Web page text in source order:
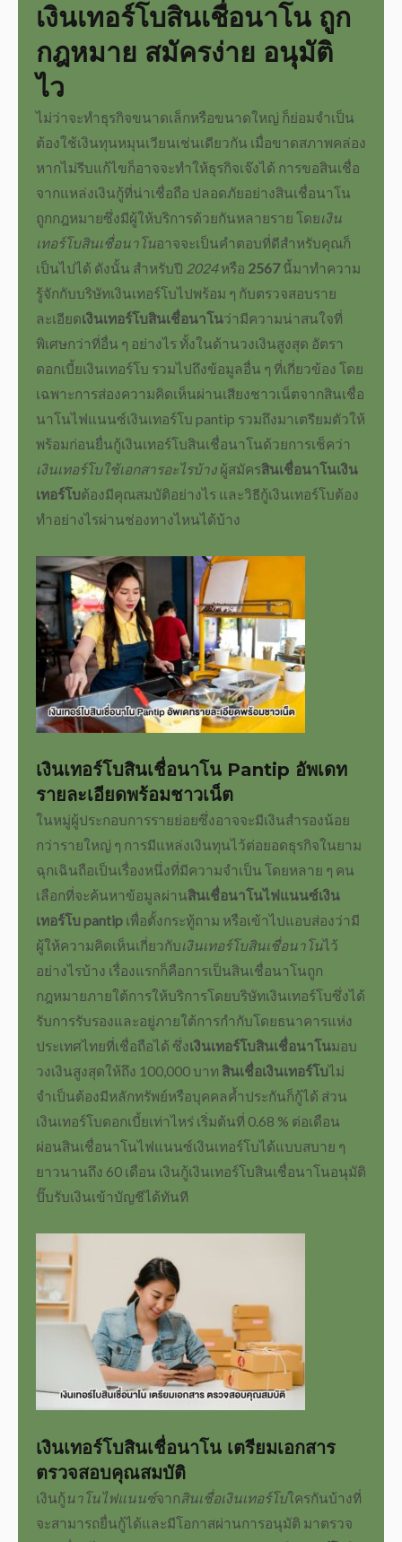
เงินเทอร์โบสินเชื่อนาโน ถูก
กฎหมาย สมัครง่าย อนุมัติ
ไว
ไม่ว่าจะทำธุรกิจขนาดเล็กหรือขนาดใหญ่ ก็ย่อมจำเป็น
ต้องใช้เงินทุนหมุนเวียนเช่นเดียวกัน เมื่อขาดสภาพคล่อง
หากไม่รีบแก้ไขก็อาจจะทำให้ธุรกิจเจ๊งได้ การขอสินเชื่อ
จากแหล่งเงินกู้ที่น่าเชื่อถือ ปลอดภัยอย่างสินเชื่อนาโน
ถูกกฎหมายซึ่งมีผู้ให้บริการด้วยกันหลายราย โดยเงิน
เทอร์โบสินเชื่อนาโนอาจจะเป็นคำตอบที่ดีสำหรับคุณก็
เป็นไปได้ ดังนั้น สำหรับปี 2024หรือ 2567นี้มาทำความ
รู้จักกับบริษัทเงินเทอร์โบไปพร้อม ๆ กับตรวจสอบราย
ละเอียดเงินเทอร์โบสินเชื่อนาโนว่ามีความน่าสนใจที่
พิเศษกว่าที่อื่น ๆ อย่างไร ทั้งในด้านวงเงินสูงสุด อัตรา
ดอกเบี้ยเงินเทอร์โบ รวมไปถึงข้อมูลอื่น ๆ ที่เกี่ยวข้อง โดย
เฉพาะการส่องความคิดเห็นผ่านเสียงชาวเน็ตจากสินเชื่อ
นาโนไฟแนนซ์เงินเทอร์โบ pantip รวมถึงมาเตรียมตัวให้
พร้อมก่อนยื่นกู้เงินเทอร์โบสินเชื่อนาโนด้วยการเช็คว่า
เงินเทอร์โบใช้เอกสารอะไรบ้าง ผู้สมัครสินเชื่อนาโนเงิน
เทอร์โบต้องมีคุณสมบัติอย่างไร และวิธีกู้เงินเทอร์โบต้อง
ทำอย่างไรผ่านช่องทางไหนได้บ้าง
เงินเทอร์โบสินเชื่อนาโน Pantip อัพเดท
รายละเอียดพร้อมชาวเน็ต
ในหมู่ผู้ประกอบการรายย่อยซึ่งอาจจะมีเงินสำรองน้อย
กว่ารายใหญ่ ๆ การมีแหล่งเงินทุนไว้ต่อยอดธุรกิจในยาม
ฉุกเฉินถือเป็นเรื่องหนึ่งที่มีความจำเป็น โดยหลาย ๆ คน
เลือกที่จะค้นหาข้อมูลผ่านสินเชื่อนาโนไฟแนนซ์เงิน
เทอร์โบ pantip เพื่อตั้งกระทู้ถาม หรือเข้าไปแอบส่องว่ามี
ผู้ให้ความคิดเห็นเกี่ยวกับเงินเทอร์โบสินเชื่อนาโนไว้
อย่างไรบ้าง เรื่องแรกก็คือการเป็นสินเชื่อนาโนถูก
กฎหมายภายใต้การให้บริการโดยบริษัทเงินเทอร์โบซึ่งได้
รับการรับรองและอยู่ภายใต้การกำกับโดยธนาคารแห่ง
ประเทศไทยที่เชื่อถือได้ ซึ่งเงินเทอร์โบสินเชื่อนาโนมอบ
วงเงินสูงสุดให้ถึง 100,000 บาท สินเชื่อเงินเทอร์โบไม่
จำเป็นต้องมีหลักทรัพย์หรือบุคคลค้ำประกันก็กู้ได้ ส่วน
เงินเทอร์โบดอกเบี้ยเท่าไหร่ เริ่มต้นที่ 0.68 % ต่อเดือน
ผ่อนสินเชื่อนาโนไฟแนนซ์เงินเทอร์โบได้แบบสบาย ๆ
ยาวนานถึง 60 เดือน เงินกู้เงินเทอร์โบสินเชื่อนาโนอนุมัติ
ปั๊บรับเงินเข้าบัญชีได้ทันที
เงินเทอร์โบสินเชื่อนาโน เตรียมเอกสาร
ตรวจสอบคุณสมบัติ
เงินกู้นาโนไฟแนนซ์จากสินเชื่อเงินเทอร์โบใครกันบ้างที่
จะสามารถยื่นกู้ได้และมีโอกาสผ่านการอนุมัติ มาตรวจ